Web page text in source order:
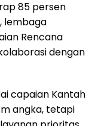
85 persen
lembaga
Rencana
dengan
capaian Kantah
angka, tetapi